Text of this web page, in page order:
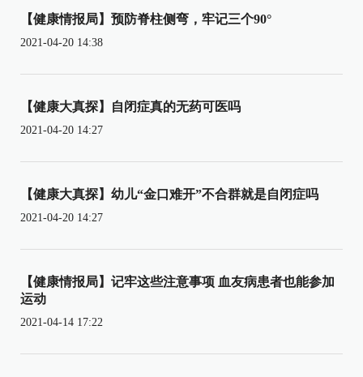
【健康情报局】预防脊柱侧弯，牢记三个90°
2021-04-20 14:38
【健康大真探】自闭症真的无药可医吗
2021-04-20 14:27
【健康大真探】幼儿“金口难开”不合群就是自闭症吗
2021-04-20 14:27
【健康情报局】记牢这些注意事项 血友病患者也能参加
运动
2021-04-14 17:22